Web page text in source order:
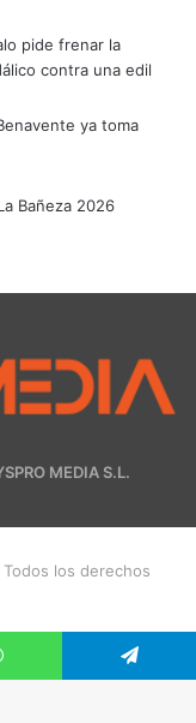
pide frenar la
contra una edil
ya toma
Bañeza 2026
MEDIA S.L.
los derechos
Telegram